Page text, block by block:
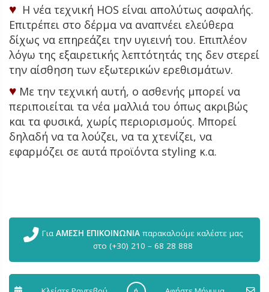
♥ Η νέα τεχνική HOS είναι απολύτως ασφαλής.
Επιτρέπει στο δέρμα να αναπνέει ελεύθερα
δίχως να επηρεάζει την υγιεινή του. Επιπλέον
λόγω της εξαιρετικής λεπτότητάς της δεν στερεί
την αίσθηση των εξωτερικών ερεθισμάτων.
♥ Με την τεχνική αυτή, ο ασθενής μπορεί να
περιποιείται τα νέα μαλλιά του όπως ακριβώς
και τα φυσικά, χωρίς περιορισμούς. Μπορεί
δηλαδή να τα λούζει, να τα χτενίζει, να
εφαρμόζει σε αυτά προϊόντα styling κ.α.
ΓιαΑΜΕΣΗ ΕΠΙΚΟΙΝΩΝΙΑ παρακαλούμε καλέστε μας
στο (+30) 210 – 68 28 888